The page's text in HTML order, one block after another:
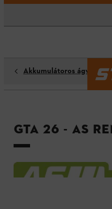
Akkumulátoros ágvágók
GTA 26 - AS